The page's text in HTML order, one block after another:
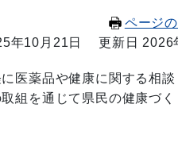
ページ
年10月21日
更新日 2026
医薬品や健康に関する相談
組を通じて県民の健康づく